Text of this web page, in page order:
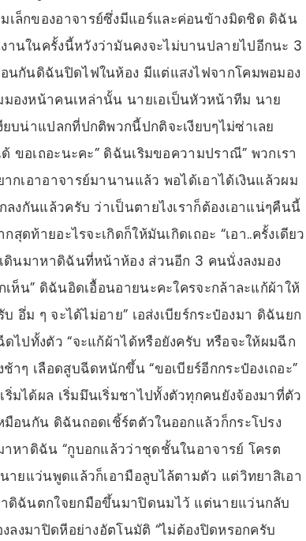
ล็กของอาจารย์ซึ่งมีแอร์และค่อนข้างมิดชิด ดิฉัน
นในครั้งนี้หวังว่ามันคงจะไม่บานปลายไปอีกนะ 3
นกันดิฉันปิดไฟในห้อง มีแต่แสงไฟจากโคมพอมอง
องหน้าคนเหล่านั้น นายเอเป็นหัวหน้าทีม นาย
บน่าแปลกที่ปกติพวกนี้ปกติจะเงียบๆไม่ซ่าเลย
ขอเถอะนะคะ” ดิฉันเริมขอความปราณี” พวกเรา
กเอาอาจารย์มานานแล้ว พอได้เอาได้เงินแล้วผม
งกันแล้วครับ ว่าเป็นตายไงเราก็ต้องเอาแน่ๆคืนนี้
ดท้ายอะไรจะเกิดก็ให้มันเกิดเถอะ “เอา..ครั้งเดียว
ดินมาหาดิฉันที่หน้าห้อง ส่วนอีก 3 คนนั่งลงมอง
ห็น” ดิฉันอิดเอื้อนอายนะคะใครจะกล้าละแก้ผ้าให้
อึ่ม ๆ จะได้ไม่อาย” เอส่งเบียร์กระป๋องมา ดิฉันยก
ไปทั้งตัว “จะแก้ผ้าได้หรือยังครับ หรือจะให้ผมฉีก
ๆ เลือดสูบฉีดหนักขึ้น “ขอเบียร์อีกกระป๋องเถอะ”
ได้ผล เริ่มมึนเริ่มชาไปทั้งตัวทุกคนยังจ้องมาที่ตัว
อนกัน ดิฉันถอดเชิ้ร์ตตัวในออกแล้วก็กระโปรง
หาดิฉัน “กูบอกแล้วว่าชุดชั้นในอาจารย์ โครต
ายแว่นพูดแล้วก็เอามือลูบไล้ตามตัว แต่วิทยาสิเอา
ดิฉันตกใจยกมือขึ้นมาปิดนมไว้ แต่นายแว่นกลับ
ลงมาปิดหีอย่างอัตโนมัติ “ไม่ต้องปิดหรอกครับ